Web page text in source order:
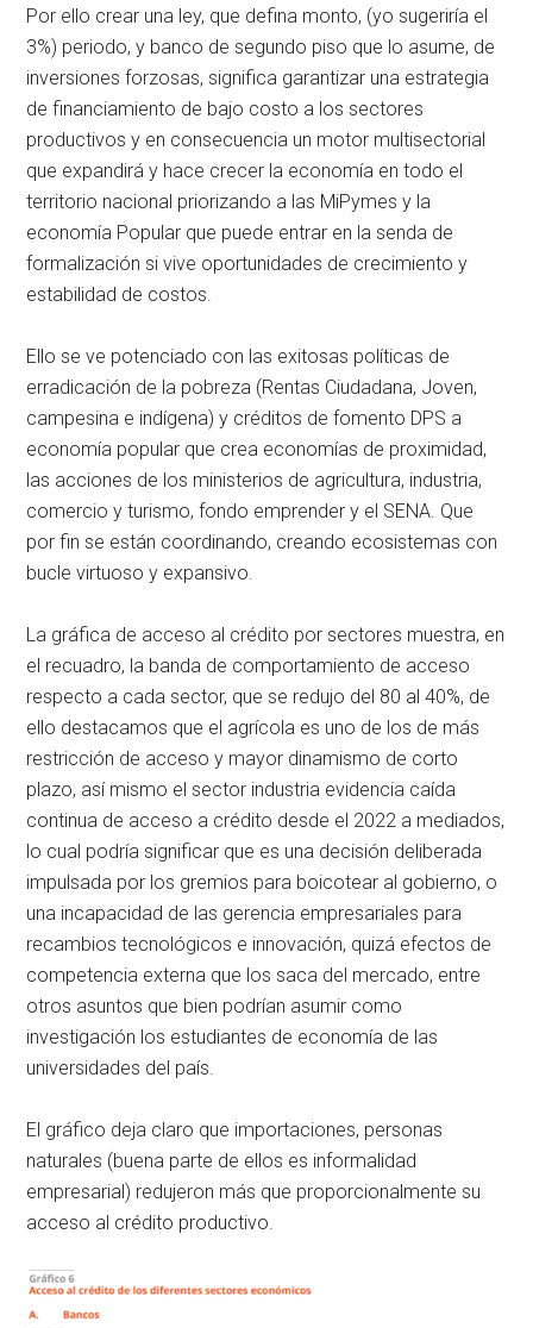
Por ello crear una ley, que defina monto, (yo sugeriría el
3%) periodo, y banco de segundo piso que lo asume, de
inversiones forzosas, significa garantizar una estrategia
de financiamiento de bajo costo a los sectores
productivos y en consecuencia un motor multisectorial
que expandirá y hace crecer la economía en todo el
territorio nacional priorizando a las MiPymes y la
economía Popular que puede entrar en la senda de
formalización si vive oportunidades de crecimiento y
estabilidad de costos.
Ello se ve potenciado con las exitosas políticas de
erradicación de la pobreza (Rentas Ciudadana, Joven,
campesina e indígena) y créditos de fomento DPS a
economía popular que crea economías de proximidad,
las acciones de los ministerios de agricultura, industria,
comercio y turismo, fondo emprender y el SENA. Que
por fin se están coordinando, creando ecosistemas con
bucle virtuoso y expansivo.
La gráfica de acceso al crédito por sectores muestra, en
el recuadro, la banda de comportamiento de acceso
respecto a cada sector, que se redujo del 80 al 40%, de
ello destacamos que el agrícola es uno de los de más
restricción de acceso y mayor dinamismo de corto
plazo, así mismo el sector industria evidencia caída
continua de acceso a crédito desde el 2022 a mediados,
lo cual podría significar que es una decisión deliberada
impulsada por los gremios para boicotear al gobierno, o
una incapacidad de las gerencia empresariales para
recambios tecnológicos e innovación, quizá efectos de
competencia externa que los saca del mercado, entre
otros asuntos que bien podrían asumir como
investigación los estudiantes de economía de las
universidades del país.
El gráfico deja claro que importaciones, personas
naturales (buena parte de ellos es informalidad
empresarial) redujeron más que proporcionalmente su
acceso al crédito productivo.